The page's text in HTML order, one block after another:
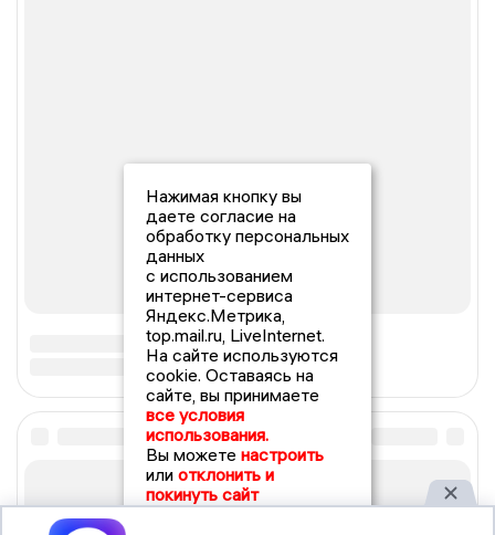
Нажимая кнопку вы
даете согласие на
обработку персональных
данных
с использованием
интернет-сервиса
Яндекс.Метрика,
top.mail.ru, LiveInternet.
На сайте используются
cookie. Оставаясь на
сайте, вы принимаете
все условия
использования.
Вы можете настроить
или отклонить и
покинуть сайт